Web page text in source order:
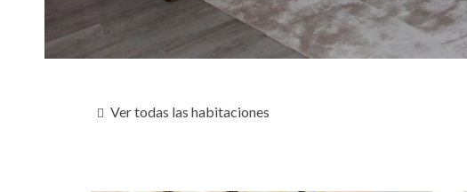
Ver todas las habitaciones